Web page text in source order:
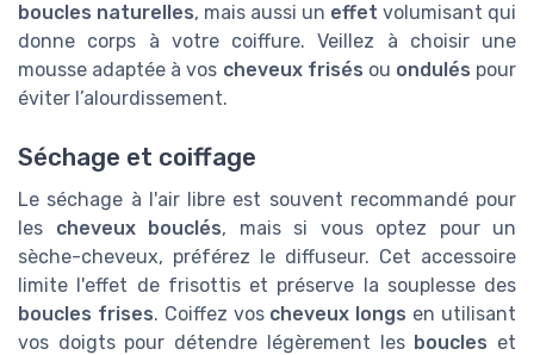
boucles naturelles, mais aussi un effet volumisant qui
donne corps à votre coiffure. Veillez à choisir une
mousse adaptée à vos cheveux frisés ou ondulés pour
éviter l’alourdissement.
Séchage et coiffage
Le séchage à l'air libre est souvent recommandé pour
les cheveux bouclés, mais si vous optez pour un
sèche-cheveux, préférez le diffuseur. Cet accessoire
limite l'effet de frisottis et préserve la souplesse des
boucles frises. Coiffez vos cheveux longs en utilisant
vos doigts pour détendre légèrement les boucles et